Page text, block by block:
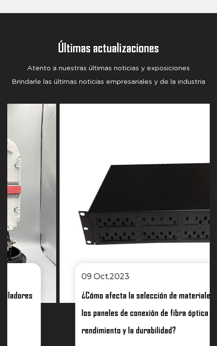
Últimas actualizaciones
Atento a nuestras últimas noticias y exposiciones
Brindarle las últimas noticias empresariales y de la industria
¿Cómo afecta la selección de materiales para
los paneles de conexión de fibra óptica al
rendimiento y la durabilidad?